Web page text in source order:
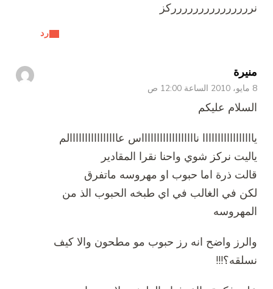
رد
نررررررررررررررركز
منيرة
8 مايو، 2010 الساعة 12:00 ص
السلام عليكم
يااااااااااااااااا نااااااااااااااااااس عاااااااااااااااالم
ياليت نركز شوي واحنا نقرا المقادير
قالت ذرة اما حبوب او مهروسه ماتفرق
لكن في الغالب في اي طبخه الحبوب الذ من
المهروسه
والرز واضح انه رز حبوب مو مطحون والا كيف
نسلقه؟!!!